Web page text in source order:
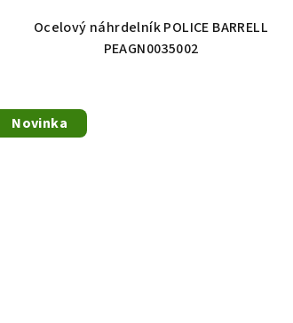
Ocelový náhrdelník POLICE BARRELL
PEAGN0035002
Novinka